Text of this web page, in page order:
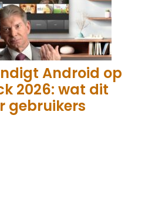
Android op
2026: wat dit
gebruikers